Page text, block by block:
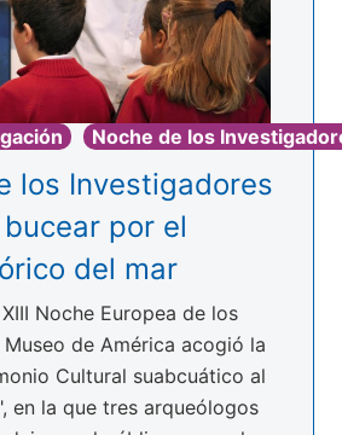
Noche de los
los Investigadores
por el
del mar
Noche Europea de los
de América acogió la
Cultural suabcuático al
en la que tres arqueólogos